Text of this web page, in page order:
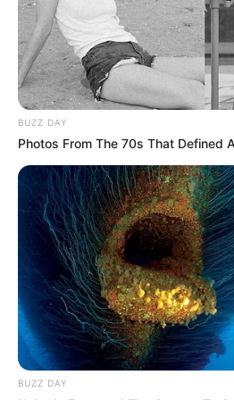
BUZZ DAY
Photos From The 70s That Defined
BUZZ DAY